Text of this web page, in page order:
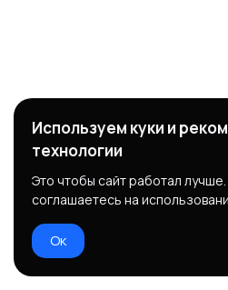
Используем куки и
технологии
Это чтобы сайт работал
соглашаетесь на
Ок